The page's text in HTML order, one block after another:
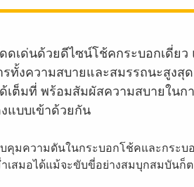
ดเด่นด้วยดีไซน์โช้คกระบอกเดี่ย
ทั้งความสบายและสมรรถนะสูงสุ
ต็มที่ พร้อมสัมผัสความสบายในก
แบบเข้าด้วยกัน
บคุมความดันในกระบอกโช้คและกระ
เสมอได้แม้จะขับขี่อย่างสมบุกสมบันก็